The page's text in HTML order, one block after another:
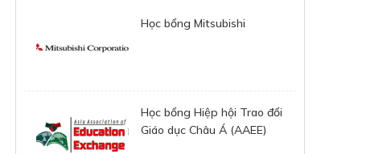
Học bổng Mitsubishi
Học bổng Hiệp hội Trao đổi
Giáo dục Châu Á (AAEE)